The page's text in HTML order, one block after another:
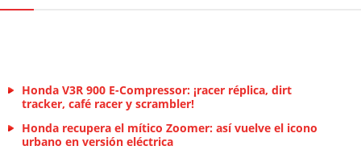
Honda V3R 900 E-Compressor: ¡racer réplica, dirt
tracker, café racer y scrambler!
Honda recupera el mítico Zoomer: así vuelve el icono
urbano en versión eléctrica